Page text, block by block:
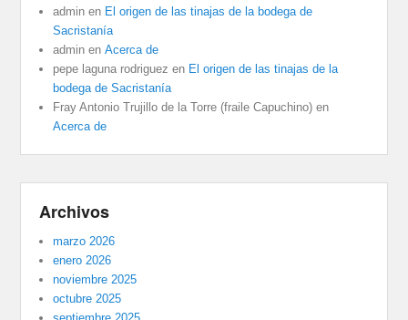
admin en El origen de las tinajas de la bodega de
Sacristanía
admin enAcerca de
pepe laguna rodriguez en El origen de las tinajas de la
bodega de Sacristanía
Fray Antonio Trujillo de la Torre (fraile Capuchino) en
Acerca de
Archivos
marzo 2026
enero 2026
noviembre 2025
octubre 2025